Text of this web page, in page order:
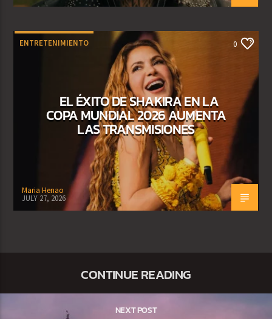
ENTRETENIMIENTO 0
EL ÉXITO DE SHAKIRA EN LA
COPA MUNDIAL 2026 AUMENTA
LAS TRANSMISIONES
Maria Henao
JULY 27, 2026
CONTINUE READING
NEXT POST